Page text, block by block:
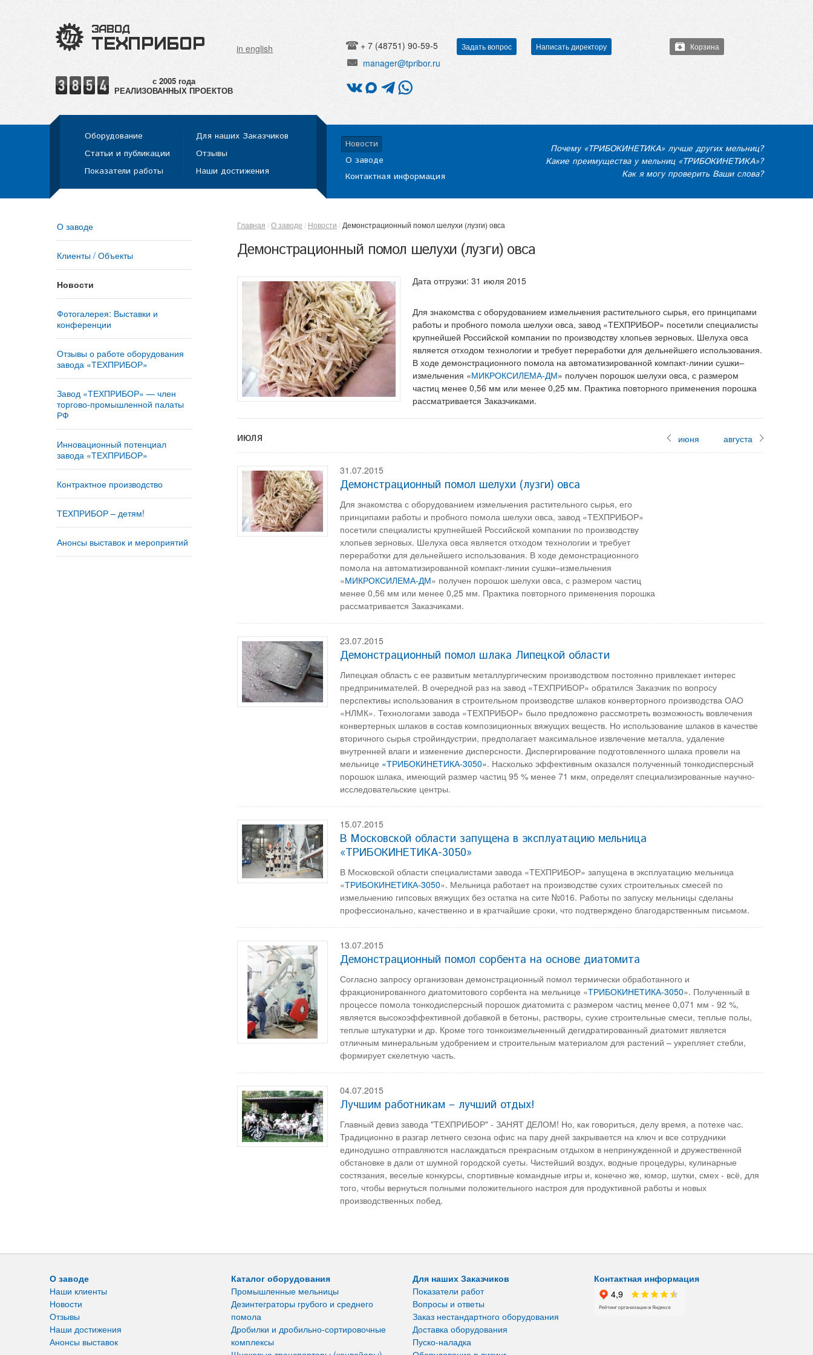
in english + 7 (48751) 90-59-5 Задать вопрос Написать директору
manager@tpribor.ru
Корзина
РЕАЛИЗОВАННЫХ ПРОЕКТОВ
Оборудование
Статьи и публикации
Показатели работы
Для наших Заказчиков
Отзывы
Наши достижения
Новости
О заводе
Контактная информация
Почему «ТРИБОКИНЕТИКА» лучше других мельниц?
Какие преимущества у мельниц «ТРИБОКИНЕТИКА»?
Как я могу проверить Ваши слова?
О заводе
Клиенты / Объекты
Новости
Фотогалерея: Выставки и
конференции
Отзывы о работе оборудования
завода «ТЕХПРИБОР»
Завод «ТЕХПРИБОР» — член
торгово-промышленной палаты
РФ
Инновационный потенциал
завода «ТЕХПРИБОР»
Контрактное производство
ТЕХПРИБОР – детям!
Анонсы выставок и мероприятий
Главная О заводе Новости Демонстрационный помол шелухи (лузги) овса
Демонстрационный помол шелухи (лузги) овса
Дата отгрузки: 31 июля 2015
Для знакомства с оборудованием измельчения растительного сырья, его принципами
работы и пробного помола шелухи овса, завод «ТЕХПРИБОР» посетили специалисты
крупнейшей Российской компании по производству хлопьев зерновых. Шелуха овса
является отходом технологии и требует переработки для дельнейшего использования.
В ходе демонстрационного помола на автоматизированной компакт-линии сушки–
измельчения «МИКРОКСИЛЕМА-ДМ» получен порошок шелухи овса, с размером
частиц менее 0,56 мм или менее 0,25 мм. Практика повторного применения порошка
рассматривается Заказчиками.
июня августа
июля
31.07.2015
Демонстрационный помол шелухи (лузги) овса
Для знакомства с оборудованием измельчения растительного сырья, его
принципами работы и пробного помола шелухи овса, завод «ТЕХПРИБОР»
посетили специалисты крупнейшей Российской компании по производству
хлопьев зерновых. Шелуха овса является отходом технологии и требует
переработки для дельнейшего использования. В ходе демонстрационного
помола на автоматизированной компакт-линии сушки–измельчения
«МИКРОКСИЛЕМА-ДМ» получен порошок шелухи овса, с размером частиц
менее 0,56 мм или менее 0,25 мм. Практика повторного применения порошка
рассматривается Заказчиками.
23.07.2015
Демонстрационный помол шлака Липецкой области
Липецкая область с ее развитым металлургическим производством постоянно привлекает интерес
предпринимателей. В очередной раз на завод «ТЕХПРИБОР» обратился Заказчик по вопросу
перспективы использования в строительном производстве шлаков конверторного производства ОАО
«НЛМК». Технологами завода «ТЕХПРИБОР» было предложено рассмотреть возможность вовлечения
конвертерных шлаков в состав композиционных вяжущих веществ. Но использование шлаков в качестве
вторичного сырья стройиндустрии, предполагает максимальное извлечение металла, удаление
внутренней влаги и изменение дисперсности. Диспергирование подготовленного шлака провели на
мельнице «ТРИБОКИНЕТИКА-3050». Насколько эффективным оказался полученный тонкодисперсный
порошок шлака, имеющий размер частиц 95 % менее 71 мкм, определят специализированные научно-
исследовательские центры.
15.07.2015
В Московской области запущена в эксплуатацию мельница
«ТРИБОКИНЕТИКА-3050»
В Московской области специалистами завода «ТЕХПРИБОР» запущена в эксплуатацию мельница
«ТРИБОКИНЕТИКА-3050». Мельница работает на производстве сухих строительных смесей по
измельчению гипсовых вяжущих без остатка на сите №016. Работы по запуску мельницы сделаны
профессионально, качественно и в кратчайшие сроки, что подтверждено благодарственным письмом.
13.07.2015
Демонстрационный помол сорбента на основе диатомита
Согласно запросу организован демонстрационный помол термически обработанного и
фракционированного диатомитового сорбента на мельнице «ТРИБОКИНЕТИКА-3050». Полученный в
процессе помола тонкодисперсный порошок диатомита с размером частиц менее 0,071 мм - 92 %,
является высокоэффективной добавкой в бетоны, растворы, сухие строительные смеси, теплые полы,
теплые штукатурки и др. Кроме того тонкоизмельченный дегидратированный диатомит является
отличным минеральным удобрением и строительным материалом для растений – укрепляет стебли,
формирует скелетную часть.
04.07.2015
Лучшим работникам – лучший отдых!
Главный девиз завода "ТЕХПРИБОР" - ЗАНЯТ ДЕЛОМ! Но, как говориться, делу время, а потехе час.
Традиционно в разгар летнего сезона офис на пару дней закрывается на ключ и все сотрудники
единодушно отправляются наслаждаться прекрасным отдыхом в непринужденной и дружественной
обстановке в дали от шумной городской суеты. Чистейший воздух, водные процедуры, кулинарные
состязания, веселые конкурсы, спортивные командные игры и, конечно же, юмор, шутки, смех - всё, для
того, чтобы вернуться полными положительного настроя для продуктивной работы и новых
производственных побед.
О заводе
Наши клиенты
Новости
Отзывы
Наши достижения
Анонсы выставок
Каталог оборудования
Промышленные мельницы
Дезинтеграторы грубого и среднего
помола
Дробилки и дробильно-сортировочные
комплексы
Для наших Заказчиков
Показатели работ
Вопросы и ответы
Заказ нестандартного оборудования
Доставка оборудования
Пуско-наладка
Контактная информация